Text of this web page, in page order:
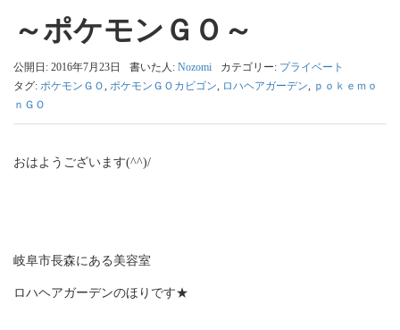
～ポケモンＧＯ～
公開日: 2016年7月23日 書いた人: Nozomi カテゴリー: プライベート
タグ: ポケモンＧＯ, ポケモンＧＯカビゴン, ロハヘアガーデン, ｐｏｋｅｍｏ
ｎＧＯ
おはようございます(^^)/
岐阜市長森にある美容室
ロハヘアガーデンのほりです★